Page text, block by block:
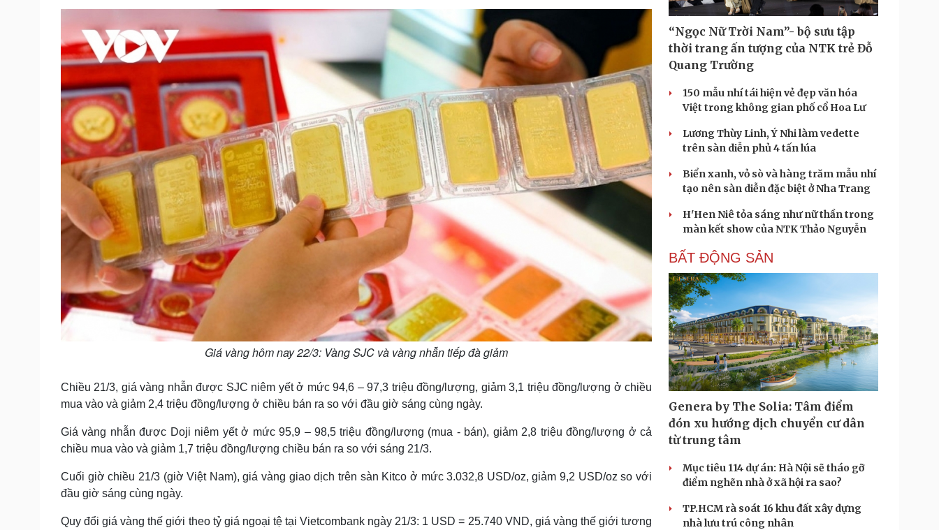
Giá vàng hôm nay 22/3: Vàng SJC và vàng nhẫn tiếp đà giảm
Chiều 21/3, giá vàng nhẫn được SJC niêm yết ở mức 94,6 – 97,3 triệu đồng/lượng, giảm 3,1 triệu đồng/lượng ở chiều
mua vào và giảm 2,4 triệu đồng/lượng ở chiều bán ra so với đầu giờ sáng cùng ngày.
Giá vàng nhẫn được Doji niêm yết ở mức 95,9 – 98,5 triệu đồng/lượng (mua - bán), giảm 2,8 triệu đồng/lượng ở cả
chiều mua vào và giảm 1,7 triệu đồng/lượng chiều bán ra so với sáng 21/3.
Cuối giờ chiều 21/3 (giờ Việt Nam), giá vàng giao dịch trên sàn Kitco ở mức 3.032,8 USD/oz, giảm 9,2 USD/oz so với
đầu giờ sáng cùng ngày.
Quy đổi giá vàng thế giới theo tỷ giá ngoại tệ tại Vietcombank ngày 21/3: 1 USD = 25.740 VND, giá vàng thế giới tương
“Ngọc Nữ Trời Nam”- bộ sưu tập
thời trang ấn tượng của NTK trẻ Đỗ
Quang Trường
150 mẫu nhí tái hiện vẻ đẹp văn hóa
Việt trong không gian phố cổ Hoa Lư
Lương Thùy Linh, Ý Nhi làm vedette
trên sàn diễn phủ 4 tấn lúa
Biển xanh, vỏ sò và hàng trăm mẫu nhí
tạo nên sàn diễn đặc biệt ở Nha Trang
H'Hen Niê tỏa sáng như nữ thần trong
màn kết show của NTK Thảo Nguyễn
BẤT ĐỘNG SẢN
Genera by The Solia: Tâm điểm
đón xu hướng dịch chuyển cư dân
từ trung tâm
Mục tiêu 114 dự án: Hà Nội sẽ tháo gỡ
điểm nghẽn nhà ở xã hội ra sao?
TP.HCM rà soát 16 khu đất xây dựng
nhà lưu trú công nhân